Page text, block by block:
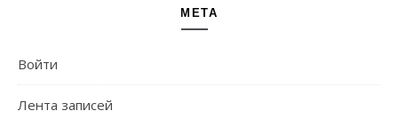
МЕТА
Войти
Лента записей